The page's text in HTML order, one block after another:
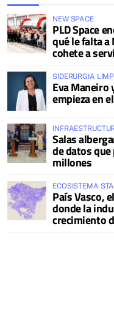
NEW SPACE
PLD Space
qué le falta a
cohete a
SIDERURGIA
Eva Maneiro
empieza en
Salas
de datos
millones
ECOSISTEMA
País Vasco,
donde la
crecimiento